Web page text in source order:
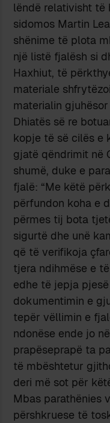
lëndë relativisht të
sidomos Martin
shënime të plota
një listë fjalësh si
Haxhiut, të
materiale
materialin
Dhiatës së re
kopje të së cilës e
gjatë qëndrimit në
shumë, duke e
fjalë: “Me këtë
përfundon koha e
përmes tij bota
sigurtë dhe unë
që të verifikoja
tjera ndihmëse e
edhe të jepja
dokumentimin e
tepër vëllimin e
ndonëse ende jo
prapëseprapë ta
të mbështetur
deri më sot për
Mbas parathënies
përshkruese të